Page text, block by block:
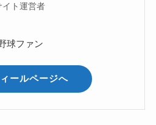
イト運営者
球ファン
ールページへ